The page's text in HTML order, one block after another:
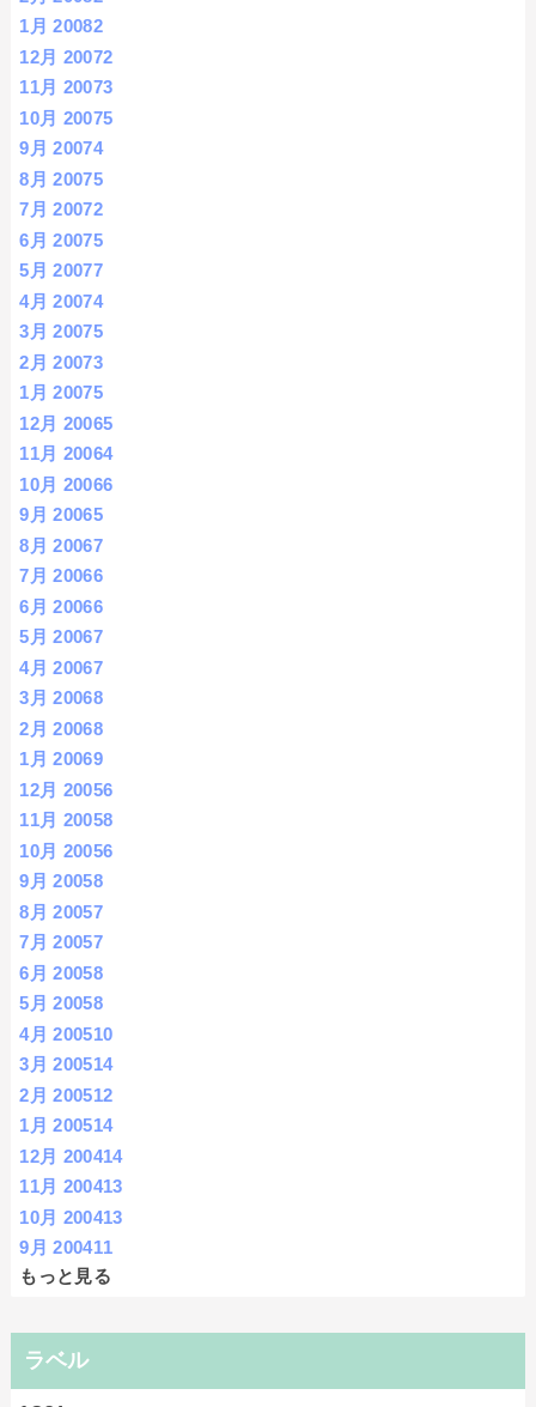
1月 20082
12月 20072
11月 20073
10月 20075
9月 20074
8月 20075
7月 20072
6月 20075
5月 20077
4月 20074
3月 20075
2月 20073
1月 20075
12月 20065
11月 20064
10月 20066
9月 20065
8月 20067
7月 20066
6月 20066
5月 20067
4月 20067
3月 20068
2月 20068
1月 20069
12月 20056
11月 20058
10月 20056
9月 20058
8月 20057
7月 20057
6月 20058
5月 20058
4月 200510
3月 200514
2月 200512
1月 200514
12月 200414
11月 200413
10月 200413
9月 200411
もっと見る
ラベル